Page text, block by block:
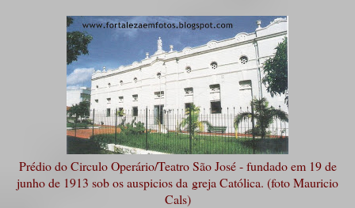
Prédio do Circulo Operário/Teatro São José - fundado em 19 de
junho de 1913 sob os auspicios da greja Católica. (foto Mauricio
Cals)